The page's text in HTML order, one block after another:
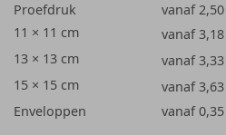
Proefdruk
vanaf 2,50
11 × 11 cm
vanaf 3,18
13 × 13 cm
vanaf 3,33
15 × 15 cm
vanaf 3,63
Enveloppen
vanaf 0,35